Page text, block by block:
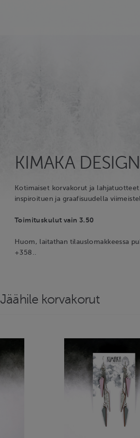
KIMAKA DESIGN
Kotimaiset korvakorut ja
inspiroituen ja graafisuudella
Toimituskulut vain 3.50
Huom, laitathan tilauslomakkeessa
+358..
Jäähile korvakorut